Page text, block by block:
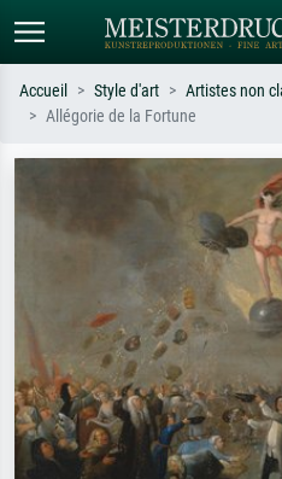
ex. Monet, Nuit étoilée,
impressionnisme, vague de Hokusai,
Accueil Style d'art Artistes non
Allégorie de la Fortune